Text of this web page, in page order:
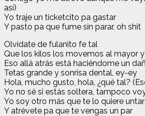
así)
Yo traje un ticketcito pa gastar
Y pasto pa que fume sin parar, oh shit
Olvídate de fulanito fe tal
Que los kilos los movemos al mayor
Eso allá atrás está haciéndome un
Tetas grande y sonrisa dental, ey-ey
Hola, mucho gusto, hola, ¿qué tal?
Yo no sé si estás soltera, tampoco
Yo soy otro más que te lo quiere untar
Y atrévete pa que te vengas un par